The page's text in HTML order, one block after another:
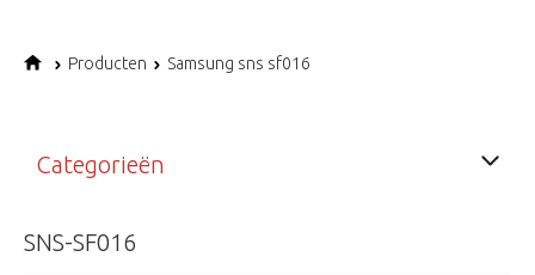
Producten Samsung sns sf016
Categorieën
SNS-SF016